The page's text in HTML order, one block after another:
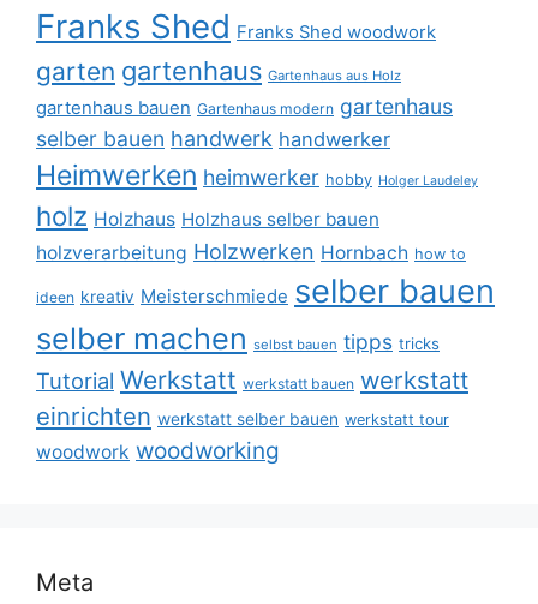
Franks Shed Franks Shed woodwork
garten gartenhaus Gartenhaus aus Holz
gartenhaus bauen Gartenhaus modern gartenhaus
selber bauen handwerk handwerker
Heimwerken heimwerker hobby Holger Laudeley
holz Holzhaus Holzhaus selber bauen
holzverarbeitung Holzwerken Hornbach how to
ideen kreativ Meisterschmiede selber bauen
selber machen selbst bauen tipps tricks
Tutorial Werkstatt werkstatt bauen werkstatt
einrichten werkstatt selber bauen werkstatt tour
woodwork woodworking
Meta